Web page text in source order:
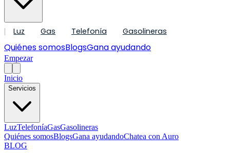
| Luz Gas Telefonía Gasolineras
Quiénes somosBlogsGana ayudando
Empezar
Inicio
Servicios
LuzTelefoníaGasGasolineras
Quiénes somosBlogsGana ayudandoChatea con Auro
BLOG